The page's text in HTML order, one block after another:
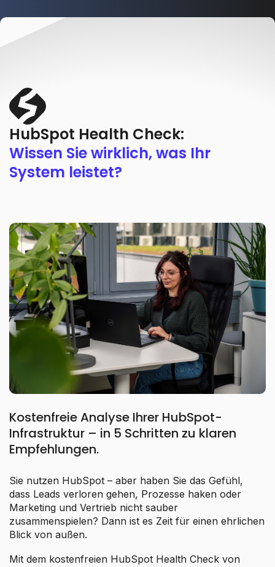
HubSpot Health Check:
Wissen Sie wirklich, was Ihr
System leistet?
Kostenfreie Analyse Ihrer HubSpot-
Infrastruktur – in 5 Schritten zu klaren
Empfehlungen.
Sie nutzen HubSpot – aber haben Sie das Gefühl,
dass Leads verloren gehen, Prozesse haken oder
Marketing und Vertrieb nicht sauber
zusammenspielen? Dann ist es Zeit für einen ehrlichen
Blick von außen.
Mit dem kostenfreien HubSpot Health Check von